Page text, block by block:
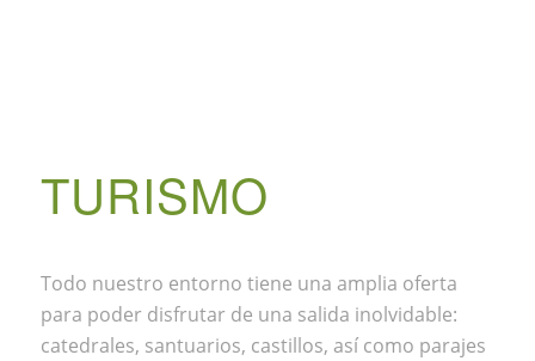
TURISMO
Todo nuestro entorno tiene una amplia oferta
para poder disfrutar de una salida inolvidable:
catedrales, santuarios, castillos, así como parajes